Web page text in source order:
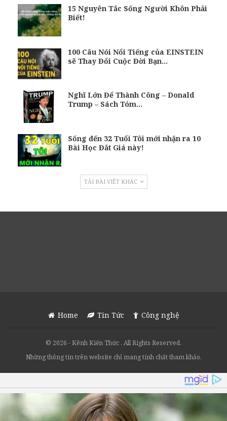
15 Nguyên Tắc Sống Người Khôn Phải
Biết!
100 Câu Nói Nổi Tiếng của EINSTEIN
sẽ Thay Đổi Cuộc Đời Bạn…
Nghĩ Lớn Để Thành Công – Donald
Trump – Sách Tóm…
Sống đến 32 Tuổi Tôi mới nhận ra 10
Bài Học Đắt Giá này!
TẢI BÀI VIẾT KHÁC
Home Tin Tức Công nghệ
© 2026 - Kênh Kiến Thức . All Rights Reserved.
Những thông tin trên website chỉ mang tính chất tham khảo.